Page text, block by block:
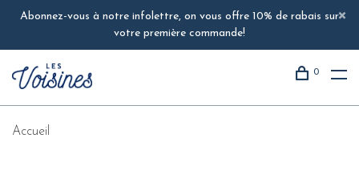
Abonnez-vous à notre infolettre, on vous offre 10% de rabais sur
votre première commande!
0
Accueil